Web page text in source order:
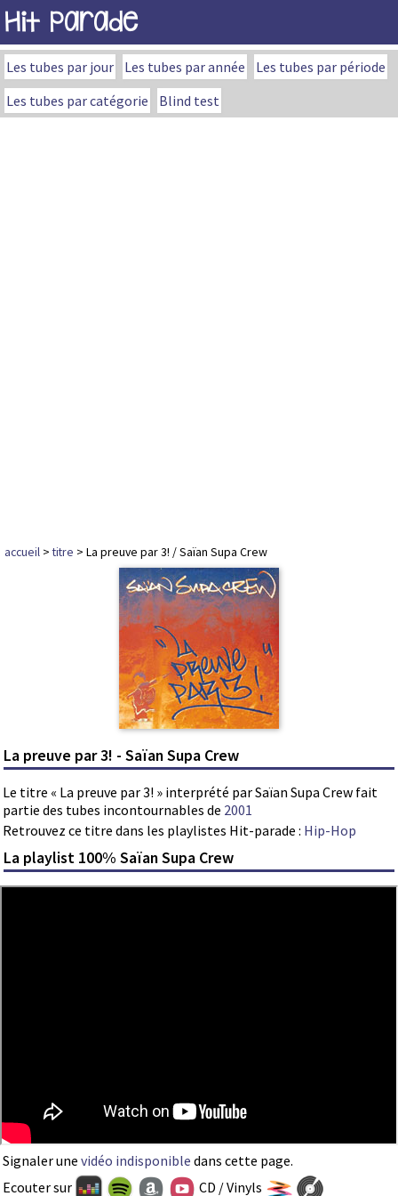
Hit Parade
Les tubes par jour Les tubes par année
Les tubes par période
Les tubes par catégorie
Blind test
accueil >titre > La preuve par 3! / Saïan Supa Crew
La preuve par 3! - Saïan Supa Crew
Le titre « La preuve par 3! » interprété par Saïan Supa Crew fait
partie des tubes incontournables de 2001
Retrouvez ce titre dans les playlistes Hit-parade : Hip-Hop
La playlist 100% Saïan Supa Crew
Signaler une vidéo indisponible dans cette page.
Ecouter sur
CD / Vinyls